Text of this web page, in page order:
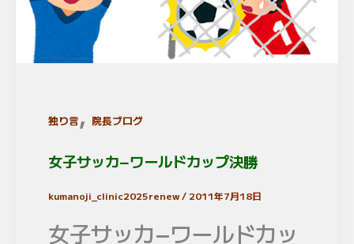
独り言, 院長ブログ
女子サッカ−ワールドカップ決勝
kumanoji_clinic2025renew/ 2011年7月18日
女子サッカ−ワールドカッ